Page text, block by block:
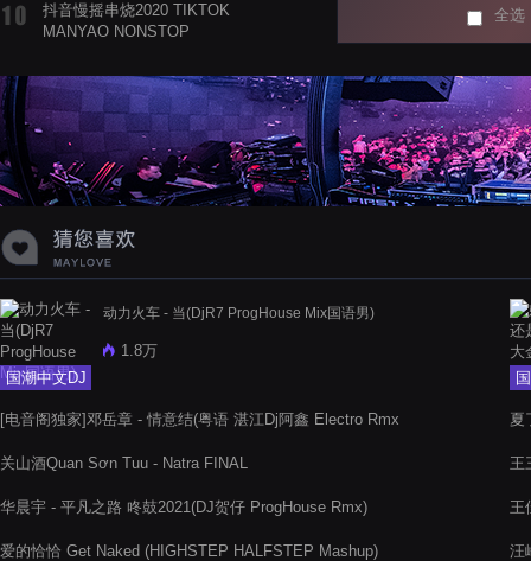
抖音慢摇串烧2020 TIKTOK
MANYAO NONSTOP
蝉爸爸妈妈爱存在夏天的风是想你的
声音啊
全选
国潮中文DJ
动力火车 - 当(DjR7 ProgHouse Mix国语男)
1.8万
[电音阁独家]邓岳章 - 情意结(粤语 湛江Dj阿鑫 Electro Rmx
关山酒Quan Sơn Tuu - Natra FINAL
华晨宇 - 平凡之路 咚鼓2021(DJ贺仔 ProgHouse Rmx)
爱的恰恰 Get Naked (HIGHSTEP HALFSTEP Mashup)
夏
王
王
汪